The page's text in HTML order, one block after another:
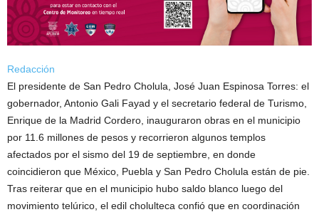
Redacción
El presidente de San Pedro Cholula, José Juan Espinosa Torres: el
gobernador, Antonio Gali Fayad y el secretario federal de Turismo,
Enrique de la Madrid Cordero, inauguraron obras en el municipio
por 11.6 millones de pesos y recorrieron algunos templos
afectados por el sismo del 19 de septiembre, en donde
coincidieron que México, Puebla y San Pedro Cholula están de pie.
Tras reiterar que en el municipio hubo saldo blanco luego del
movimiento telúrico, el edil cholulteca confió que en coordinación